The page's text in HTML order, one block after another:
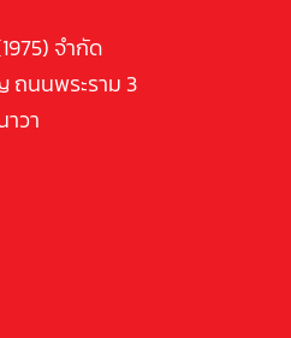
จำกัด
ถนนพระราม 3
วา